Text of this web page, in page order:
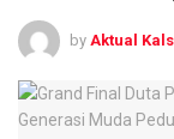
by Aktual